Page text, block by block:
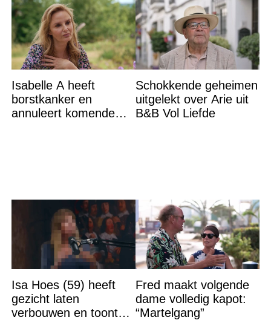
Isabelle A heeft
borstkanker en
annuleert komende
Schokkende geheimen
uitgelekt over Arie uit
B&B Vol Liefde
Isa Hoes (59) heeft
gezicht laten
verbouwen en toont
Fred maakt volgende
dame volledig kapot:
“Martelgang”